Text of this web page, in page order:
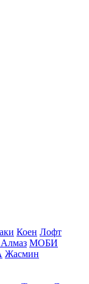
Коен Лофт
МОБИ
Жасмин